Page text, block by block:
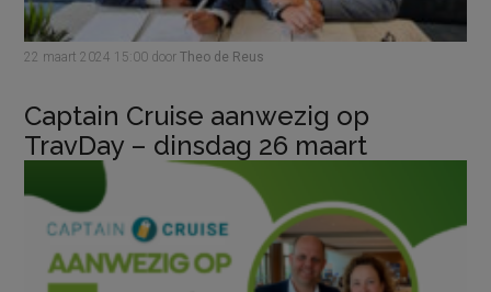
22 maart 2024 15:00 doorTheo de Reus
Captain Cruise aanwezig op
TravDay – dinsdag 26 maart